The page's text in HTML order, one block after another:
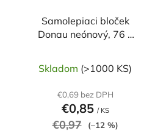
Samolepiaci bloček
Donau neónový, 76 x
Skladom (>1000 KS)
€0,69 bez DPH
€0,85 / KS
€0,97 (–12 %)